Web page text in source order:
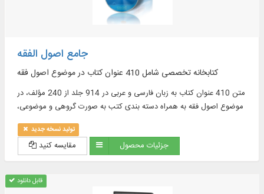
جامع اصول الفقه
کتابخانه تخصصی شامل 410 عنوان کتاب در موضوع اصول فقه
متن 410 عنوان کتاب به زبان فارسی و عربی در 914 جلد از 240 مؤلف، در
موضوع اصول فقه به همراه دسته بندی کتب به صورت گروهی و موضوعی،
تولید نسخه جدید
مقایسه کنید جزئیات محصول
قابل دانلود